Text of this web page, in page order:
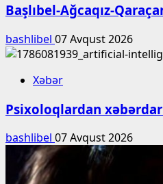
Başlıbel-Ağcaqız-
bashlibel 07 Avqust 2026
Xəbər
Psixoloqlardan
bashlibel 07 Avqust 2026